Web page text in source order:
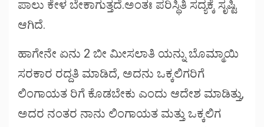
ಪಾಲು ಕೇಳ ಬೇಕಾಗುತ್ತದೆ.ಅಂತಃ ಪರಿಸ್ಥಿತಿ ಸದ್ಯಕ್ಕೆ ಸೃಷ್ಟಿ
ಆಗಿದೆ.
ಹಾಗೇನೇ ಏನು 2 ಬೀ ಮೀಸಲಾತಿ ಯನ್ನು ಬೊಮ್ಮಾಯಿ
ಸರಕಾರ ರದ್ದತಿ ಮಾಡಿದೆ, ಅದನು ಒಕ್ಕಲಿಗರಿಗೆ
ಲಿಂಗಾಯತ ರಿಗೆ ಕೊಡಬೇಕು ಎಂದು ಆದೇಶ ಮಾಡಿತ್ತು,
ಅದರ ನಂತರ ನಾನು ಲಿಂಗಾಯತ ಮತ್ತು ಒಕ್ಕಲಿಗ